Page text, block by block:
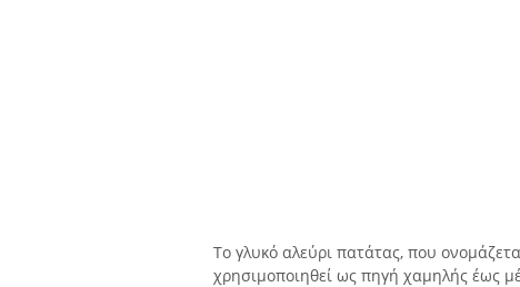
Το γλυκό αλεύρι πατάτας, που
χρησιμοποιηθεί ως πηγή χαμηλής έως